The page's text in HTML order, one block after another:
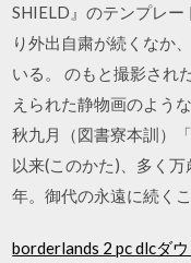
SHIELD』のテンプレ
り外出自粛が続くなか
いる。 のもと撮影され
えられた静物画のよう
秋九月（図書寮本訓）
以来(このかた)、多く
年。御代の永遠に続く
borderlands 2 pc dlcダ